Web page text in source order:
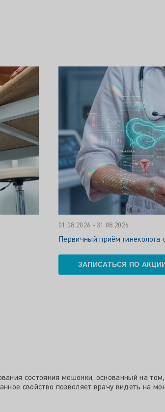
01.08.2026 - 31.08.2026
Первичный приём гинеколога
ЗАПИСАТЬСЯ ПО
состояния мошонки, основанный на
свойство позволяет врачу видеть на